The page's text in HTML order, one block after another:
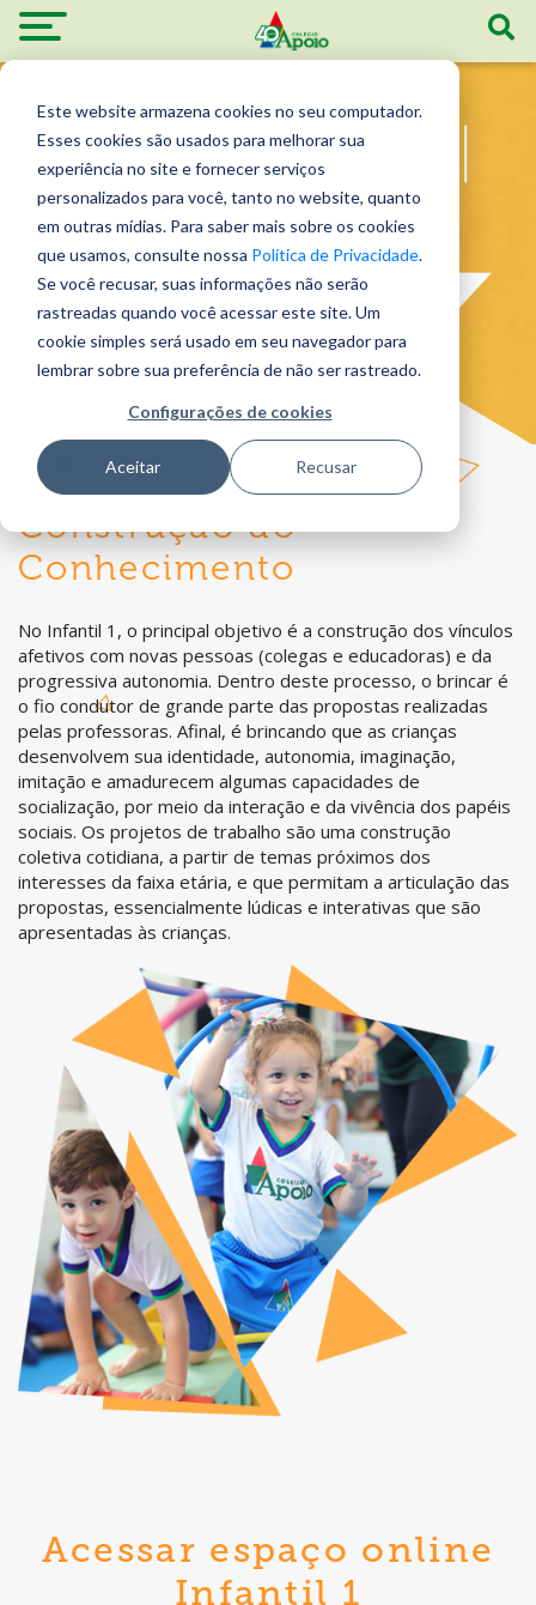
Este website armazena cookies no seu computador.
Esses cookies são usados ​​para melhorar sua
experiência no site e fornecer serviços
personalizados para você, tanto no website, quanto
em outras mídias. Para saber mais sobre os cookies
que usamos, consulte nossa Política de Privacidade.
Se você recusar, suas informações não serão
rastreadas quando você acessar este site. Um
cookie simples será usado em seu navegador para
lembrar sobre sua preferência de não ser rastreado.
Configurações de cookies
Aceitar Recusar
Educação Infantil |
Infantil 1
AGENDE UM ENCONTRO
Construção do
Conhecimento
No Infantil 1, o principal objetivo é a construção dos vínculos
afetivos com novas pessoas (colegas e educadoras) e da
progressiva autonomia. Dentro deste processo, o brincar é
o fio condutor de grande parte das propostas realizadas
pelas professoras. Afinal, é brincando que as crianças
desenvolvem sua identidade, autonomia, imaginação,
imitação e amadurecem algumas capacidades de
socialização, por meio da interação e da vivência dos papéis
sociais. Os projetos de trabalho são uma construção
coletiva cotidiana, a partir de temas próximos dos
interesses da faixa etária, e que permitam a articulação das
propostas, essencialmente lúdicas e interativas que são
apresentadas às crianças.
Acessar espaço online
Infantil 1